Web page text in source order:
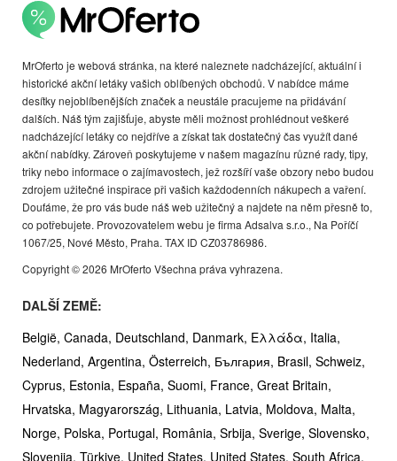
MrOferto je webová stránka, na které naleznete nadcházející, aktuální i
historické akční letáky vašich oblíbených obchodů. V nabídce máme
desítky nejoblíbenějších značek a neustále pracujeme na přidávání
dalších. Náš tým zajišťuje, abyste měli možnost prohlédnout veškeré
nadcházející letáky co nejdříve a získat tak dostatečný čas využít dané
akční nabídky. Zároveň poskytujeme v našem magazínu různé rady, tipy,
triky nebo informace o zajímavostech, jež rozšíří vaše obzory nebo budou
zdrojem užitečné inspirace při vašich každodenních nákupech a vaření.
Doufáme, že pro vás bude náš web užitečný a najdete na něm přesně to,
co potřebujete. Provozovatelem webu je firma Adsalva s.r.o., Na Poříčí
1067/25, Nové Město, Praha. TAX ID CZ03786986.
Copyright © 2026 MrOferto Všechna práva vyhrazena.
DALŠÍ ZEMĚ:
België, Canada, Deutschland, Danmark, Ελλάδα, Italia,
Nederland, Argentina, Österreich, България, Brasil, Schweiz,
Cyprus, Estonia, España, Suomi, France, Great Britain,
Hrvatska, Magyarország, Lithuania, Latvia, Moldova, Malta,
Norge, Polska, Portugal, România, Srbija, Sverige, Slovensko,
Slovenija, Türkiye, United States, United States, South Africa,